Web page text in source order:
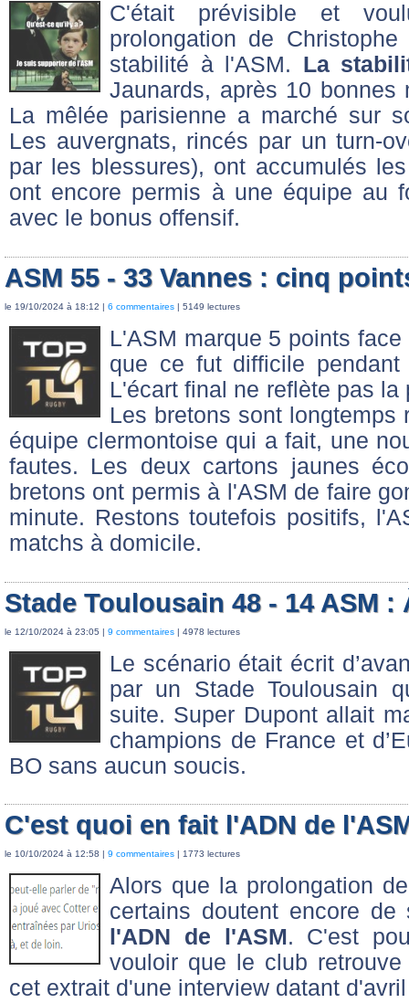
C'était prévisible et
prolongation de
stabilité à l'ASM. La
Jaunards, après 10
La mêlée parisienne a marché sur
Les auvergnats, rincés par un turn-
par les blessures), ont accumulés
ont encore permis à une équipe au
avec le bonus offensif.
ASM 55 - 33 Vannes : cinq
le 19/10/2024 à 18:12 | 6 commentaires | 5149 lectures
L'ASM marque 5 points
que ce fut difficile
L'écart final ne reflète pas
Les bretons sont longtemps
équipe clermontoise qui a fait, une
fautes. Les deux cartons jaunes
bretons ont permis à l'ASM de faire
minute. Restons toutefois positifs,
matchs à domicile.
Stade Toulousain 48 - 14 ASM :
le 12/10/2024 à 23:05 | 9 commentaires | 4978 lectures
Le scénario était écrit
par un Stade Toulousain
suite. Super Dupont allait
champions de France et
BO sans aucun soucis.
C'est quoi en fait l'ADN de
le 10/10/2024 à 12:58 | 9 commentaires | 1773 lectures
Alors que la prolongation
certains doutent encore
l'ADN de l'ASM. C'est
vouloir que le club
cet extrait d'une interview datant